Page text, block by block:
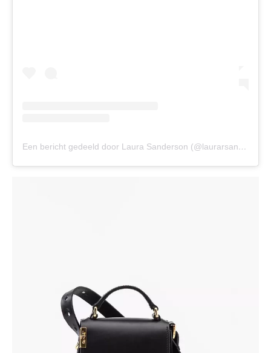
Een bericht gedeeld door Laura Sanderson (@laurarsanderson)